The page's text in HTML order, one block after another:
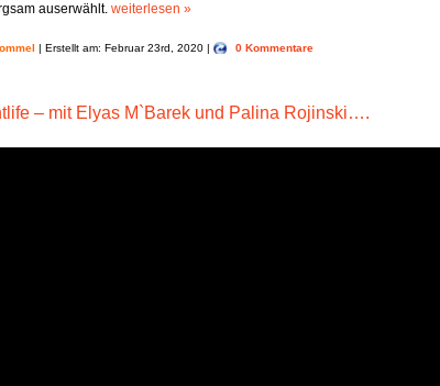
auserwählt. weiterlesen »
| Erstellt am: Februar 23rd, 2020 | 0 Kommentare
– mit Elyas M`Barek und Palina Rojinski….